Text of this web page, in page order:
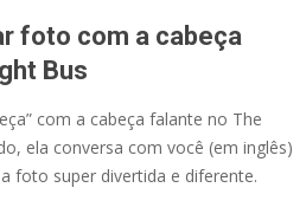
foto com a cabeça
Bus
com a cabeça falante no The
ela conversa com você (em inglês)
foto super divertida e diferente.